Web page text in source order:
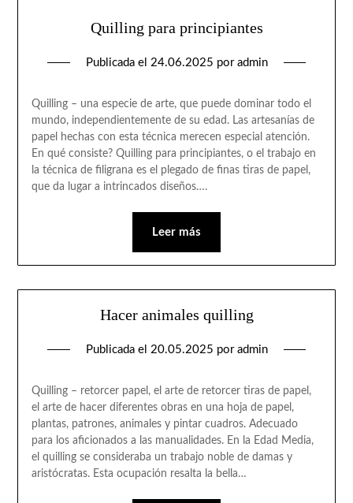
Quilling para principiantes
Publicada el 24.06.2025 por admin
Quilling – una especie de arte, que puede dominar todo el
mundo, independientemente de su edad. Las artesanías de
papel hechas con esta técnica merecen especial atención.
En qué consiste? Quilling para principiantes, o el trabajo en
la técnica de filigrana es el plegado de finas tiras de papel,
que da lugar a intrincados diseños….
Leer más
Hacer animales quilling
Publicada el 20.05.2025 por admin
Quilling – retorcer papel, el arte de retorcer tiras de papel,
el arte de hacer diferentes obras en una hoja de papel,
plantas, patrones, animales y pintar cuadros. Adecuado
para los aficionados a las manualidades. En la Edad Media,
el quilling se consideraba un trabajo noble de damas y
aristócratas. Esta ocupación resalta la bella…